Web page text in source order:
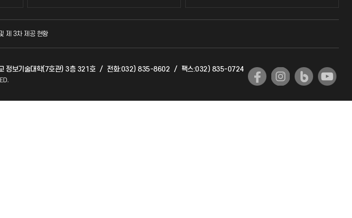
국방헬프콜
산학협력단
교수회
국제교류과
제 3차 제공 현황
정보기술대학(7호관) 3층 321호 / 전화:032) 835-8602 / 팩스:032) 835-0724